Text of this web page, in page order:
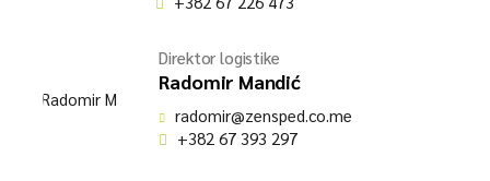
Direktor logistike
Radomir Mandić
radomir@zensped.co.me
+382 67 393 297